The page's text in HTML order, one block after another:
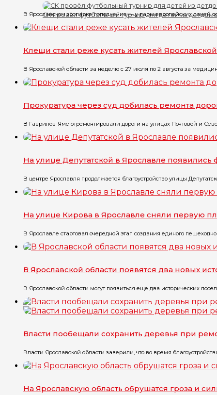
СК провёл футбольный турнир для детей из
В Ярославском зоопарке пополнение — у пары европейских ланей
Клещи стали реже кусать жителей
В Ярославской области за неделю с 27 июля по 2 августа за
Прокуратура через суд добилась ремонта
В Гаврилов-Яме отремонтировали дороги на улицах Почтовой и
На улице Депутатской в Ярославле появились
В центре Ярославля продолжается благоустройство улицы
На улице Кирова в Ярославле сняли первую
В Ярославле стартовал очередной этап создания единого
В Ярославской области появятся два новых
В Ярославской области могут появиться еще два исторических
Власти пообещали сохранить деревья при
Власти Ярославской области заверили, что во время
На Ярославскую область обрушатся гроза и